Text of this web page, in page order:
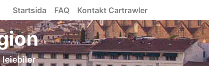
Startsida FAQ Kontakt Cartrawler
leiebiler